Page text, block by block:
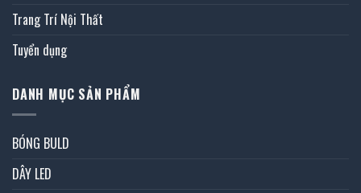
Trang Trí Nội Thất
Tuyển dụng
DANH MỤC SẢN PHẨM
BÓNG BULD
DÂY LED